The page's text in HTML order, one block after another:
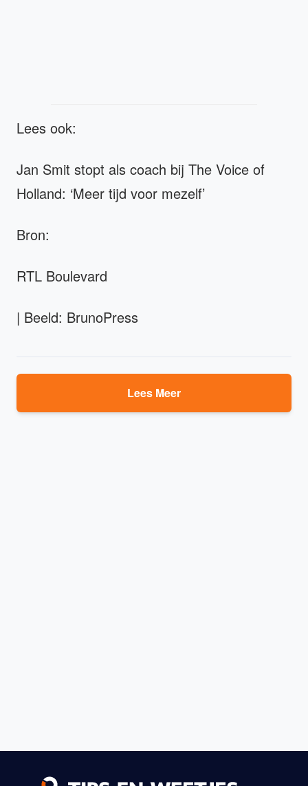
Lees ook:
Jan Smit stopt als coach bij The Voice of
Holland: ‘Meer tijd voor mezelf’
Bron:
RTL Boulevard
| Beeld: BrunoPress
Lees Meer